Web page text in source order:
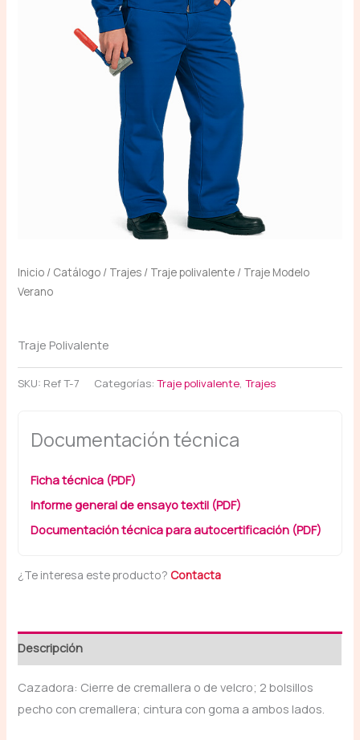
Inicio / Catálogo / Trajes / Traje polivalente / Traje Modelo
Verano
Traje Polivalente
SKU: Ref T-7 Categorías:Traje polivalente,Trajes
Documentación técnica
Ficha técnica (PDF)
Informe general de ensayo textil (PDF)
Documentación técnica para autocertificación (PDF)
¿Te interesa este producto? Contacta
Descripción
Cazadora: Cierre de cremallera o de velcro; 2 bolsillos
pecho con cremallera; cintura con goma a ambos lados.